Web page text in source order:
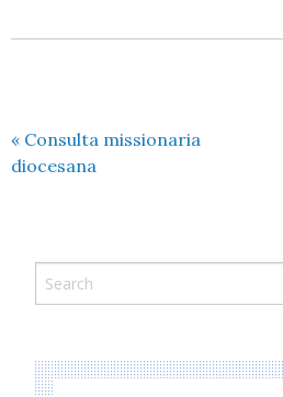
« Consulta missionaria
diocesana